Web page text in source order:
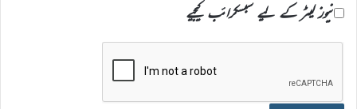
نیوز لیٹر کے لیے سبسکرائب کیجیے